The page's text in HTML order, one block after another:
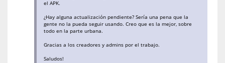
el APK.
¿Hay alguna actualización pendiente? Sería una pena que la
gente no la pueda seguir usando. Creo que es la mejor, sobre
todo en la parte urbana.
Gracias a los creadores y admins por el trabajo.
Saludos!